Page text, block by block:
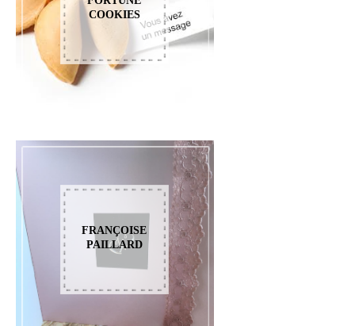
COOKIES
FRANÇOISE
PAILLARD